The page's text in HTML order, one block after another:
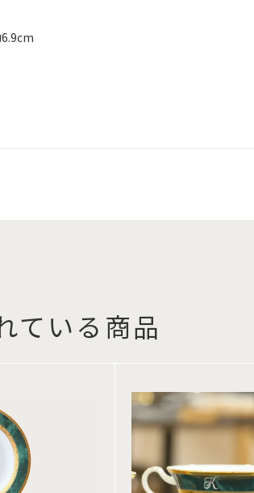
ている商品